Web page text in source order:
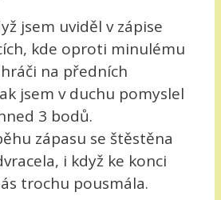
jsem uviděl v zápise
kde oproti minulému
na předních
jsem v duchu pomyslel
3 bodů.
zápasu se štěstěna
i když ke konci
trochu pousmála.